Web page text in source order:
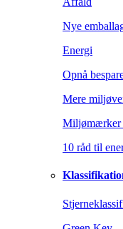
Nye
Energi
Opnå
Mere
Miljømærker
10 råd til